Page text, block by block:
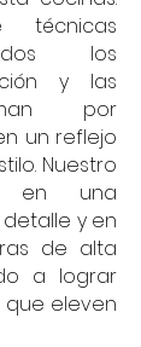
técnicas
los
y las
por
un reflejo
Nuestro
en una
y en
de alta
a lograr
eleven